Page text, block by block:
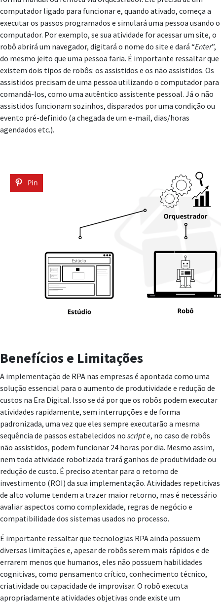
computador ligado para funcionar e, quando ativado, começa a
executar os passos programados e simulará uma pessoa usando o
computador. Por exemplo, se sua atividade for acessar um site, o
robô abrirá um navegador, digitará o nome do site e dará “Enter”,
do mesmo jeito que uma pessoa faria. É importante ressaltar que
existem dois tipos de robôs: os assistidos e os não assistidos. Os
assistidos precisam de uma pessoa utilizando o computador para
comandá-los, como uma autêntico assistente pessoal. Já o não
assistidos funcionam sozinhos, disparados por uma condição ou
evento pré-definido (a chegada de um e-mail, dias/horas
agendados etc.).
Pin
Benefícios e Limitações
A implementação de RPA nas empresas é apontada como uma
solução essencial para o aumento de produtividade e redução de
custos na Era Digital. Isso se dá por que os robôs podem executar
atividades rapidamente, sem interrupções e de forma
padronizada, uma vez que eles sempre executarão a mesma
sequência de passos estabelecidos no scripte, no caso de robôs
não assistidos, podem funcionar 24 horas por dia. Mesmo assim,
nem toda atividade robotizada trará ganhos de produtividade ou
redução de custo. É preciso atentar para o retorno de
investimento (ROI) da sua implementação. Atividades repetitivas
de alto volume tendem a trazer maior retorno, mas é necessário
avaliar aspectos como complexidade, regras de negócio e
compatibilidade dos sistemas usados no processo.
É importante ressaltar que tecnologias RPA ainda possuem
diversas limitações e, apesar de robôs serem mais rápidos e de
errarem menos que humanos, eles não possuem habilidades
cognitivas, como pensamento crítico, conhecimento técnico,
criatividade ou capacidade de improvisar. O robô executa
apropriadamente atividades objetivas onde existe um